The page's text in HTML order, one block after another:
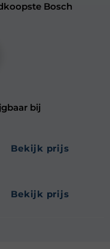
Bosch
bij
bekijk prijs
bekijk prijs